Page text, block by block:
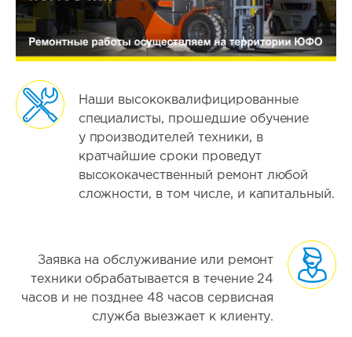
Наши высококвалифицированные
специалисты, прошедшие обучение
у производителей техники, в
кратчайшие сроки проведут
высококачественный ремонт любой
сложности, в том числе, и капитальный.
Заявка на обслуживание или ремонт
техники обрабатывается в течение 24
часов и не позднее 48 часов сервисная
служба выезжает к клиенту.